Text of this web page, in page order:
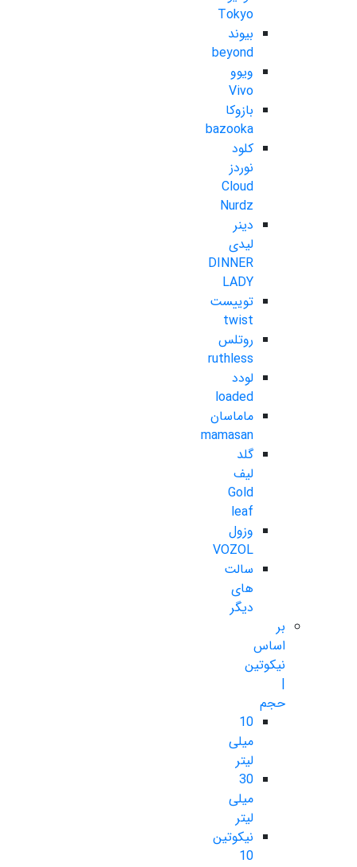
Tokyo
بیوند
beyond
ویوو
Vivo
بازوکا
bazooka
کلود
نوردز
Cloud
Nurdz
دینر
لیدی
DINNER
LADY
توییست
twist
روتلس
ruthless
لودد
loaded
ماماسان
mamasan
گلد
لیف
Gold
leaf
وزول
VOZOL
سالت
های
دیگر
بر
اساس
نیکوتین
|
حجم
10
میلی
لیتر
30
میلی
لیتر
نیکوتین
10